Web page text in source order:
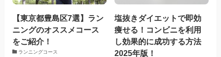
【東京都豊島区7選】ラン
ニングのオススメコース
をご紹介！
ランニングコース
塩抜きダイエットで即効
痩せる！コンビニを利用
し効果的に成功する方法
2025年版！